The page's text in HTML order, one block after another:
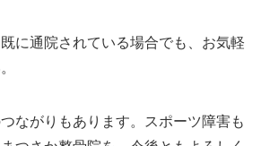
に通院されている場合でも、お気軽
ながりもあります。スポーツ障害も